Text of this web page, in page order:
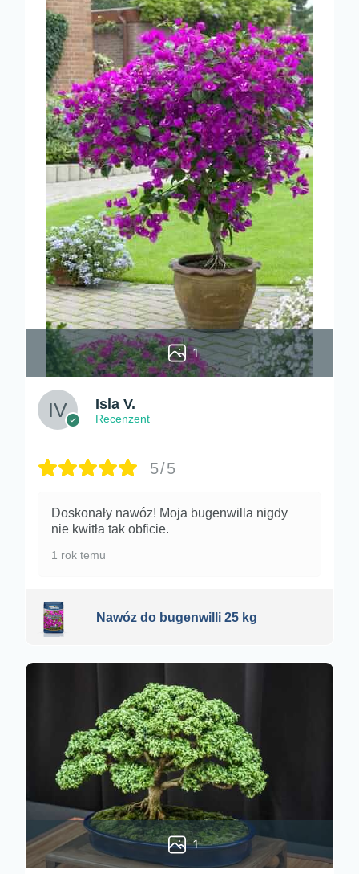
1
Isla V.
Recenzent
5/5
Doskonały nawóz! Moja bugenwilla nigdy
nie kwitła tak obficie.
1 rok temu
Nawóz do bugenwilli 25 kg
1